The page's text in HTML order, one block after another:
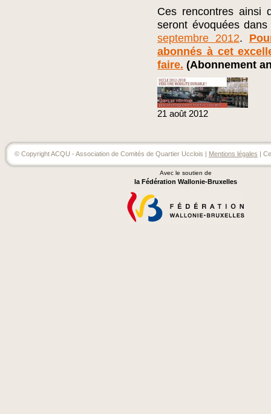
Ces rencontres ainsi
seront évoquées
septembre 2012.
abonnés à cet
faire. (Abonnement
21 août 2012
© Copyright ACQU - Association de Comités de Quartier Ucclois | Mentions légales |
Avec le soutien de
la Fédération Wallonie-Bruxelles